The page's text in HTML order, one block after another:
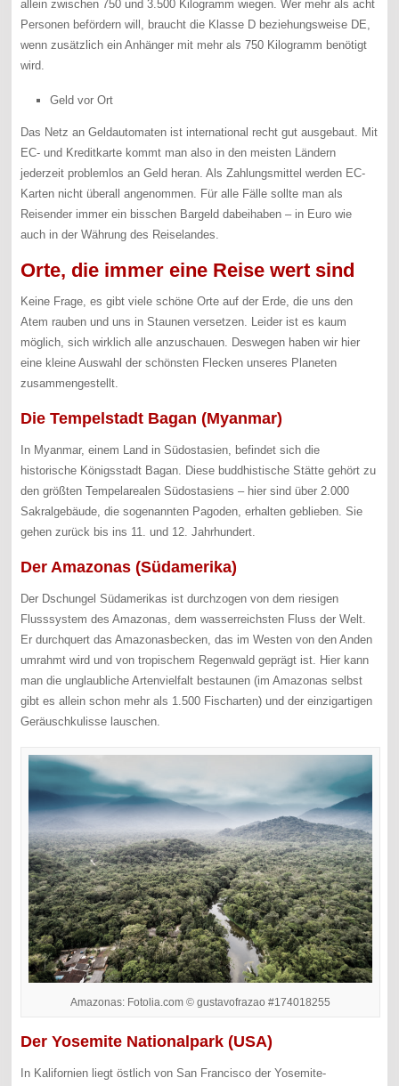
allein zwischen 750 und 3.500 Kilogramm wiegen. Wer mehr als acht
Personen befördern will, braucht die Klasse D beziehungsweise DE,
wenn zusätzlich ein Anhänger mit mehr als 750 Kilogramm benötigt
wird.
Geld vor Ort
Das Netz an Geldautomaten ist international recht gut ausgebaut. Mit
EC- und Kreditkarte kommt man also in den meisten Ländern
jederzeit problemlos an Geld heran. Als Zahlungsmittel werden EC-
Karten nicht überall angenommen. Für alle Fälle sollte man als
Reisender immer ein bisschen Bargeld dabeihaben – in Euro wie
auch in der Währung des Reiselandes.
Orte, die immer eine Reise wert sind
Keine Frage, es gibt viele schöne Orte auf der Erde, die uns den
Atem rauben und uns in Staunen versetzen. Leider ist es kaum
möglich, sich wirklich alle anzuschauen. Deswegen haben wir hier
eine kleine Auswahl der schönsten Flecken unseres Planeten
zusammengestellt.
Die Tempelstadt Bagan (Myanmar)
In Myanmar, einem Land in Südostasien, befindet sich die
historische Königsstadt Bagan. Diese buddhistische Stätte gehört zu
den größten Tempelarealen Südostasiens – hier sind über 2.000
Sakralgebäude, die sogenannten Pagoden, erhalten geblieben. Sie
gehen zurück bis ins 11. und 12. Jahrhundert.
Der Amazonas (Südamerika)
Der Dschungel Südamerikas ist durchzogen von dem riesigen
Flusssystem des Amazonas, dem wasserreichsten Fluss der Welt.
Er durchquert das Amazonasbecken, das im Westen von den Anden
umrahmt wird und von tropischem Regenwald geprägt ist. Hier kann
man die unglaubliche Artenvielfalt bestaunen (im Amazonas selbst
gibt es allein schon mehr als 1.500 Fischarten) und der einzigartigen
Geräuschkulisse lauschen.
Amazonas: Fotolia.com © gustavofrazao #174018255
Der Yosemite Nationalpark (USA)
In Kalifornien liegt östlich von San Francisco der Yosemite-